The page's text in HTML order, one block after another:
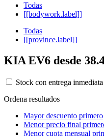
Todas
[[bodywork.label]]
Todas
[[province.label]]
KIA EV6 desde
Stock con entrega inmediata
Ordena resultados
Mayor descuento primero
Menor precio final
Menor cuota mensual